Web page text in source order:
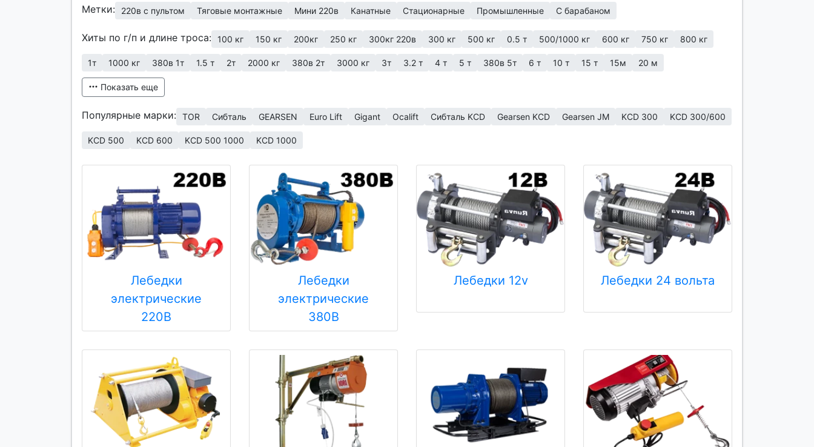
Метки: 220в с пультом Тяговые монтажные Мини 220в Канатные Стационарные Промышленные С барабаном
Хиты по г/п и длине троса: 100 кг 150 кг 200кг 250 кг 300кг 220в 300 кг 500 кг 0.5 т 500/1000 кг 600 кг 750 кг 800 кг
1т 1000 кг 380в 1т 1.5 т 2т 2000 кг 380в 2т 3000 кг 3т 3.2 т 4 т 5 т 380в 5т 6 т 10 т 15 т 15м 20 м
Показать еще
Популярные марки: TOR Сибталь GEARSEN Euro Lift Gigant Ocalift Сибталь KCD Gearsen KCD Gearsen JM KCD 300 KCD 300/600
KCD 500 KCD 600 KCD 500 1000 KCD 1000
Лебедки
электрические
220В
Лебедки
электрические
380В
Лебедки 12v Лебедки 24 вольта